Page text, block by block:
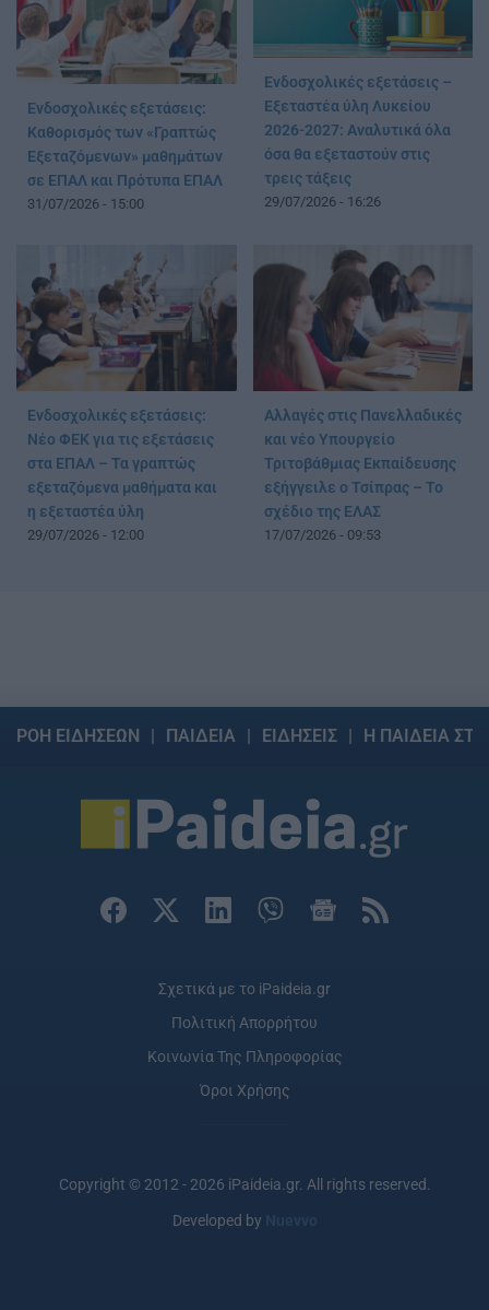
Ενδοσχολικές εξετάσεις:
Καθορισμός των «Γραπτώς
Εξεταζόμενων» μαθημάτων
σε ΕΠΑΛ και Πρότυπα ΕΠΑΛ
31/07/2026 - 15:00
Ενδοσχολικές εξετάσεις –
Εξεταστέα ύλη Λυκείου
2026-2027: Αναλυτικά όλα
όσα θα εξεταστούν στις
τρεις τάξεις
29/07/2026 - 16:26
Ενδοσχολικές εξετάσεις:
Νέο ΦΕΚ για τις εξετάσεις
στα ΕΠΑΛ – Τα γραπτώς
εξεταζόμενα μαθήματα και
η εξεταστέα ύλη
29/07/2026 - 12:00
Αλλαγές στις Πανελλαδικές
και νέο Υπουργείο
Τριτοβάθμιας Εκπαίδευσης
εξήγγειλε ο Τσίπρας – Το
σχέδιο της ΕΛΑΣ
17/07/2026 - 09:53
ΡΟΗ ΕΙΔΗΣΕΩΝ ΠΑΙΔΕΙΑ ΕΙΔΗΣΕΙΣ Η ΠΑΙΔΕΙΑ
Σχετικά με το iPaideia.gr
Πολιτική Απορρήτου
Κοινωνία Της Πληροφορίας
Όροι Χρήσης
Copyright © 2012 - 2026 iPaideia.gr. All rights reserved.
Developed by